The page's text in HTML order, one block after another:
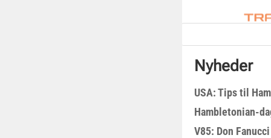
Nyheder
USA: Tips til
Hambletonian-
V85: Don